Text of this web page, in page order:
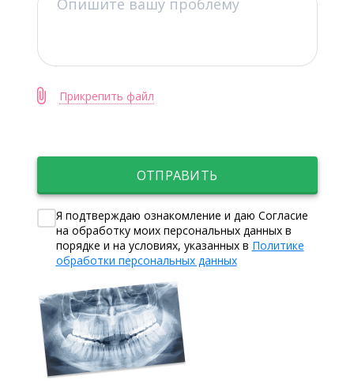
Прикрепить файл
ОТПРАВИТЬ
Я подтверждаю ознакомление и даю Согласие
на обработку моих персональных данных в
порядке и на условиях, указанных в Политике
обработки персональных данных